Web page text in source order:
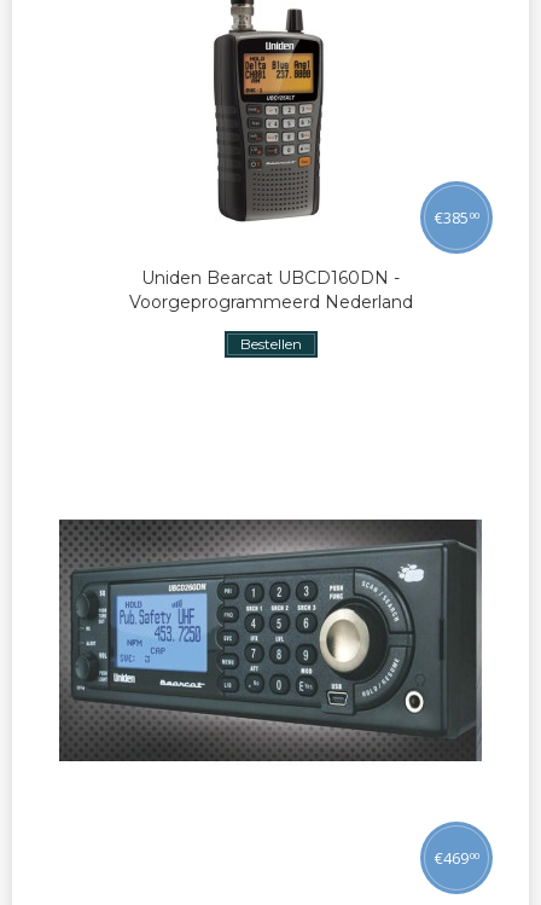
Uniden Bearcat UBCD160DN -
Voorgeprogrammeerd Nederland
€385 00
Bestellen
€46900